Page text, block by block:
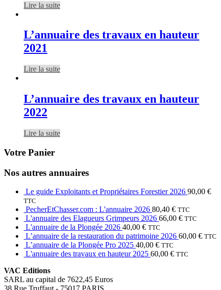
Lire la suite
L’annuaire des travaux en hauteur
2021
Lire la suite
L’annuaire des travaux en hauteur
2022
Lire la suite
Votre Panier
Nos autres annuaires
Le guide Exploitants et Propriétaires Forestier 2026 90,00 €
TTC
PecherEtChasser.com : L'annuaire 2026 80,40 € TTC
L'annuaire des Elagueurs Grimpeurs 2026 66,00 € TTC
L'annuaire de la Plongée 2026 40,00 € TTC
L’annuaire de la restauration du patrimoine 2026 60,00 € TTC
L’annuaire de la Plongée Pro 2025 40,00 € TTC
L'annuaire des travaux en hauteur 2025 60,00 € TTC
VAC Editions
SARL au capital de 7622,45 Euros